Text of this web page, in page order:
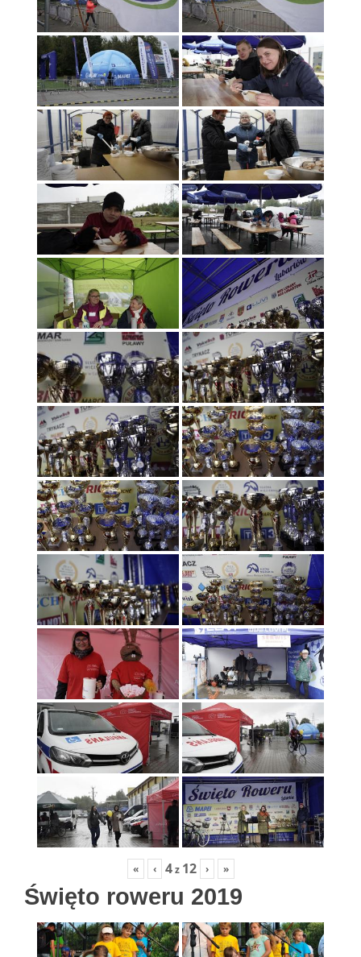
« ‹ 4z 12 › »
Święto roweru 2019